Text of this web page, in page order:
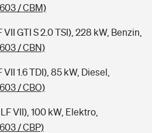
/ CBM)
GTI S 2.0 TSI), 228 kW, Benzin,
/ CBN)
1.6 TDI), 85 kW, Diesel,
/ CBO)
VII), 100 kW, Elektro,
/ CBP)